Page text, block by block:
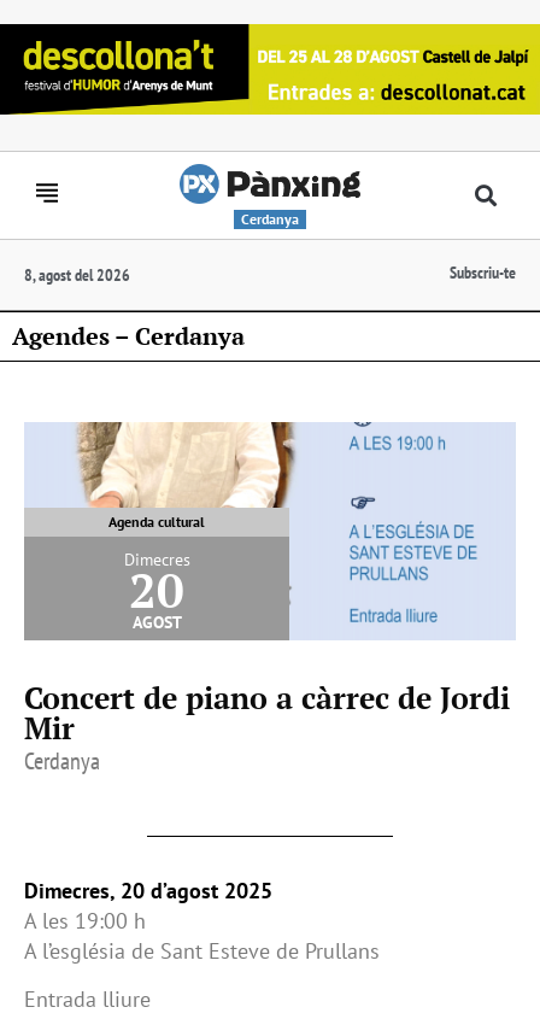
Cerdanya
8, agost del 2026 Subscriu-te
Agendes – Cerdanya
Agenda cultural
Dimecres
20
agost
Concert de piano a càrrec de Jordi
Mir
Cerdanya
Dimecres, 20 d’agost 2025
A les 19:00 h
A l’església de Sant Esteve de Prullans
Entrada lliure